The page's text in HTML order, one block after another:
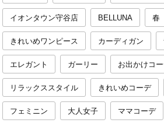
イオンタウン守谷店 BELLUNA 春
きれいめワンピース カーディガン
エレガント ガーリー お出かけコ
リラックススタイル きれいめコーデ
フェミニン 大人女子 ママコーデ